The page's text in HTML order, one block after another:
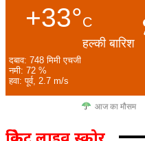
+33°C
हल्की बारिश
दबाव: 748 मिमी एचजी
नमी: 72 %
हवा: पूर्व, 2.7 m/s
आज का मौसम
क्रिकेट लाइव स्कोर